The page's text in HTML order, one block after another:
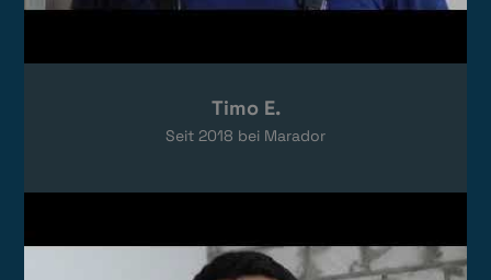
Timo E.
Seit 2018 bei Marador